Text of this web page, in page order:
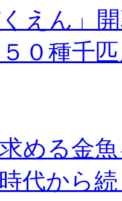
くえん」
０種千
求める金
代から